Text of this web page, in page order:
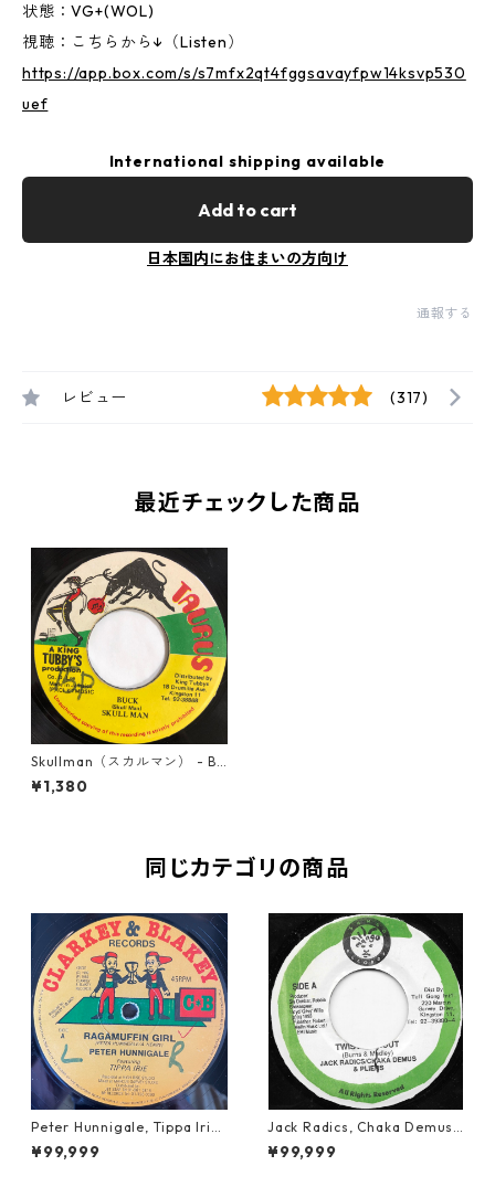
状態：VG+(WOL)
視聴：こちらから↓（Listen）
https://app.box.com/s/s7mfx2qt4fggsavayfpw14ksvp530
uef
International shipping available
Add to cart
日本国内にお住まいの方向け
通報する
レビュー (317)
最近チェックした商品
Skullman（スカルマン） - Bu
ck【7-20188】
¥1,380
同じカテゴリの商品
Peter Hunnigale, Tippa Irie
- Raggamuffin Girl【12-50
045】
¥99,999
Jack Radics, Chaka Demus
& Pliers - Twist And Shout
【7-21830】
¥99,999